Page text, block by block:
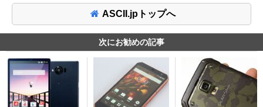
ASCII.jpトップへ
次にお勧めの記事